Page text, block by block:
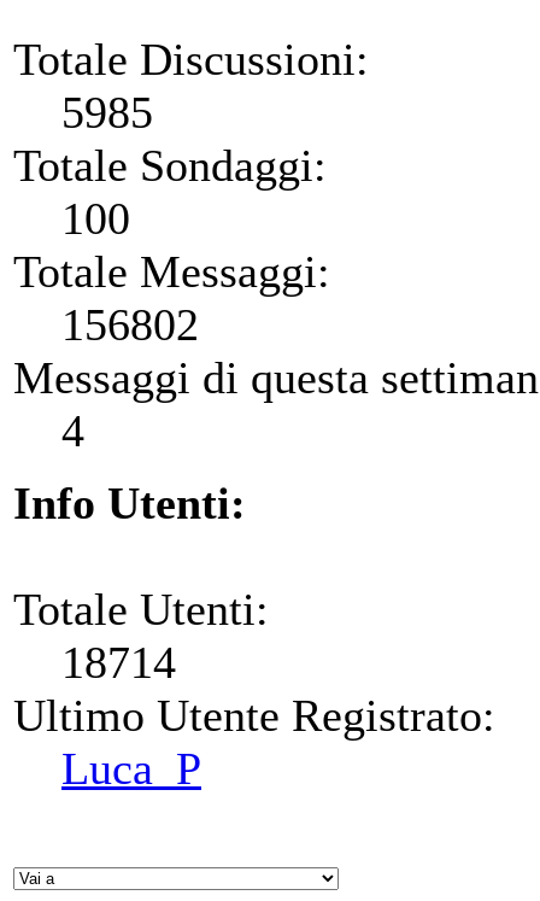
Totale Discussioni:
5985
Totale Sondaggi:
100
Totale Messaggi:
156802
Messaggi di questa
4
Info Utenti:
Totale Utenti:
18714
Ultimo Utente Registrato:
Luca_P